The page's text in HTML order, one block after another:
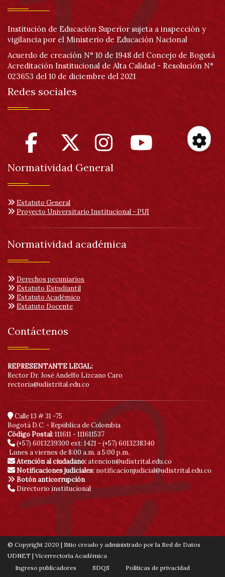
de
Institución de Educación Superior sujeta a inspección y
vigilancia por el Ministerio de Educación Nacional
Acuerdo de creación N° 10 de 1948 del Concejo de Bogotá
Acreditación Institucional de Alta Calidad - Resolución N°
023653 del 10 de diciembre del 2021
Redes sociales
Normatividad General
Estatuto General
Proyecto Universitario Institucional - PUI
Normatividad académica
Derechos pecuniarios
Estatuto Estudiantil
Estatuto Académico
Estatuto Docente
Contáctenos
REPRESENTANTE LEGAL:
Rector Dr. José Andelfo Lizcano Caro
rectoria@udistrital.edu.co
Calle 13 # 31 -75
Bogotá D.C. - República de Colombia
Código Postal:111611 - 111611537
(+57) 6013239300 ext: 1421 - (+57) 6013238340
Lunes a viernes de 8:00 a.m. a 5:00 p.m.
Atención al ciudadano:atencion@udistrital.edu.co
Notificaciones judiciales: notificacionjudicial@udistrital.edu.co
Botón anticorrupción
Directorio institucional
© Copyright 2020 | Sitio creado y administrado por la Red de Datos
UDNET | Vicerrectoría Académica
Ingreso publicadores
SDQS
Políticas de privacidad